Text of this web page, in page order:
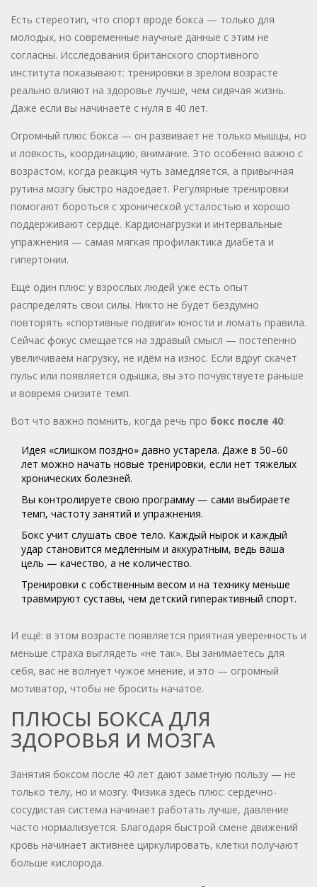
Есть стереотип, что спорт вроде бокса — только для
молодых, но современные научные данные с этим не
согласны. Исследования британского спортивного
института показывают: тренировки в зрелом возрасте
реально влияют на здоровье лучше, чем сидячая жизнь.
Даже если вы начинаете с нуля в 40 лет.
Огромный плюс бокса — он развивает не только мышцы, но
и ловкость, координацию, внимание. Это особенно важно с
возрастом, когда реакция чуть замедляется, а привычная
рутина мозгу быстро надоедает. Регулярные тренировки
помогают бороться с хронической усталостью и хорошо
поддерживают сердце. Кардионагрузки и интервальные
упражнения — самая мягкая профилактика диабета и
гипертонии.
Еще один плюс: у взрослых людей уже есть опыт
распределять свои силы. Никто не будет бездумно
повторять «спортивные подвиги» юности и ломать правила.
Сейчас фокус смещается на здравый смысл — постепенно
увеличиваем нагрузку, не идём на износ. Если вдруг скачет
пульс или появляется одышка, вы это почувствуете раньше
и вовремя снизите темп.
Вот что важно помнить, когда речь про бокс после 40:
Идея «слишком поздно» давно устарела. Даже в 50–60
лет можно начать новые тренировки, если нет тяжёлых
хронических болезней.
Вы контролируете свою программу — сами выбираете
темп, частоту занятий и упражнения.
Бокс учит слушать свое тело. Каждый нырок и каждый
удар становится медленным и аккуратным, ведь ваша
цель — качество, а не количество.
Тренировки с собственным весом и на технику меньше
травмируют суставы, чем детский гиперактивный спорт.
И ещё: в этом возрасте появляется приятная уверенность и
меньше страха выглядеть «не так». Вы занимаетесь для
себя, вас не волнует чужое мнение, и это — огромный
мотиватор, чтобы не бросить начатое.
ПЛЮСЫ БОКСА ДЛЯ
ЗДОРОВЬЯ И МОЗГА
Занятия боксом после 40 лет дают заметную пользу — не
только телу, но и мозгу. Физика здесь плюс: сердечно-
сосудистая система начинает работать лучше, давление
часто нормализуется. Благодаря быстрой смене движений
кровь начинает активнее циркулировать, клетки получают
больше кислорода.